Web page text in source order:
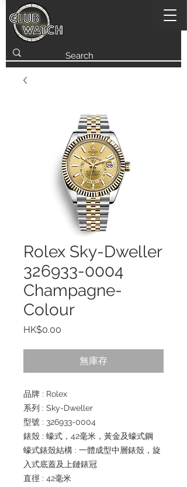
Rolex Sky-Dweller
326933-0004
Champagne-
Colour
HK$0.00
無庫存
品牌 : Rolex
系列 : Sky-Dweller
型號 : 326933-0004
錶殼 : 蠔式，42毫米，黃金及蠔式鋼
蠔式錶殼結構 : 一體成型中層錶殼，旋
入式底蓋及上鏈錶冠
直徑 : 42毫米